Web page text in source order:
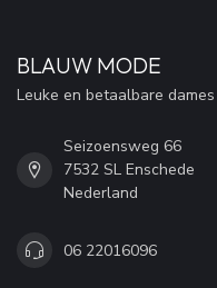
BLAUW MODE
Leuke en betaalbare
Seizoensweg 66
7532 SL Enschede
Nederland
06 22016096